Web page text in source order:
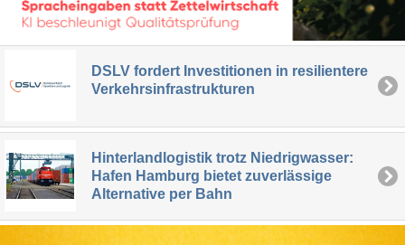
DSLV fordert Investitionen in resilientere
Verkehrsinfrastrukturen
Hinterlandlogistik trotz Niedrigwasser:
Hafen Hamburg bietet zuverlässige
Alternative per Bahn